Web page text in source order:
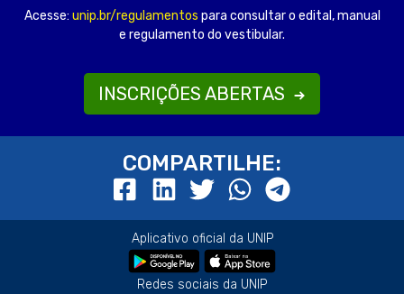
Acesse: unip.br/regulamentos para consultar o edital, manual
e regulamento do vestibular.
INSCRIÇÕES ABERTAS
COMPARTILHE:
Aplicativo oficial da UNIP
Redes sociais da UNIP